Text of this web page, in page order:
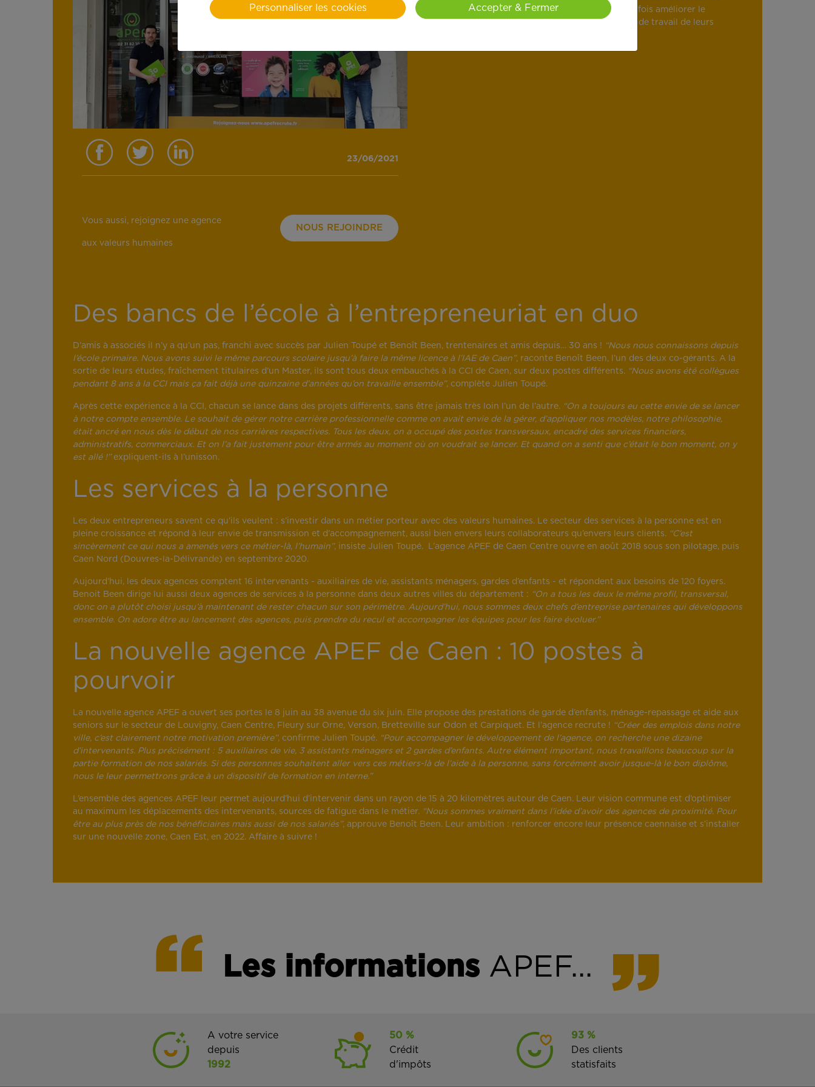
23/06/2021
Caen Ouest. Avec cette ouverture ils souhaitent à la fois améliorer le
quotidien des habitants du secteur et les conditions de travail de leurs
Vous aussi, rejoignez une agence
aux valeurs humaines
NOUS REJOINDRE
Des bancs de l’école à l’entrepreneuriat en duo
D’amis à associés il n’y a qu’un pas, franchi avec succès par Julien Toupé et Benoît Been, trentenaires et amis depuis… 30 ans ! “Nous nous connaissons depuis
l’école primaire. Nous avons suivi le même parcours scolaire jusqu’à faire la même licence à l’IAE de Caen”, raconte Benoît Been, l’un des deux co-gérants. A la
sortie de leurs études, fraîchement titulaires d’un Master, ils sont tous deux embauchés à la CCI de Caen, sur deux postes différents. “Nous avons été collègues
pendant 8 ans à la CCI mais ça fait déjà une quinzaine d’années qu’on travaille ensemble”, complète Julien Toupé.
Après cette expérience à la CCI, chacun se lance dans des projets différents, sans être jamais très loin l’un de l’autre. “On a toujours eu cette envie de se lancer
à notre compte ensemble. Le souhait de gérer notre carrière professionnelle comme on avait envie de la gérer, d’appliquer nos modèles, notre philosophie,
était ancré en nous dès le début de nos carrières respectives. Tous les deux, on a occupé des postes transversaux, encadré des services financiers,
administratifs, commerciaux. Et on l’a fait justement pour être armés au moment où on voudrait se lancer. Et quand on a senti que c’était le bon moment, on y
est allé !”expliquent-ils à l’unisson.
Les services à la personne
Les deux entrepreneurs savent ce qu’ils veulent : s’investir dans un métier porteur avec des valeurs humaines. Le secteur des services à la personne est en
pleine croissance et répond à leur envie de transmission et d’accompagnement, aussi bien envers leurs collaborateurs qu’envers leurs clients. “C’est
sincèrement ce qui nous a amenés vers ce métier-là, l’humain”, insiste Julien Toupé. L’agence APEF de Caen Centre ouvre en août 2018 sous son pilotage, puis
Caen Nord (Douvres-la-Délivrande) en septembre 2020.
Aujourd’hui, les deux agences comptent 16 intervenants - auxiliaires de vie, assistants ménagers, gardes d’enfants - et répondent aux besoins de 120 foyers.
Benoit Been dirige lui aussi deux agences de services à la personne dans deux autres villes du département : “On a tous les deux le même profil, transversal,
donc on a plutôt choisi jusqu’à maintenant de rester chacun sur son périmètre. Aujourd’hui, nous sommes deux chefs d’entreprise partenaires qui développons
ensemble. On adore être au lancement des agences, puis prendre du recul et accompagner les équipes pour les faire évoluer.”
La nouvelle agence APEF de Caen : 10 postes à
pourvoir
La nouvelle agence APEF a ouvert ses portes le 8 juin au 38 avenue du six juin. Elle propose des prestations de garde d’enfants, ménage-repassage et aide aux
seniors sur le secteur de Louvigny, Caen Centre, Fleury sur Orne, Verson, Bretteville sur Odon et Carpiquet. Et l’agence recrute ! “Créer des emplois dans notre
ville, c’est clairement notre motivation première”, confirme Julien Toupé. “Pour accompagner le développement de l’agence, on recherche une dizaine
d’intervenants. Plus précisément : 5 auxiliaires de vie, 3 assistants ménagers et 2 gardes d’enfants. Autre élément important, nous travaillons beaucoup sur la
partie formation de nos salariés. Si des personnes souhaitent aller vers ces métiers-là de l’aide à la personne, sans forcément avoir jusque-là le bon diplôme,
nous le leur permettrons grâce à un dispositif de formation en interne.”
L’ensemble des agences APEF leur permet aujourd’hui d’intervenir dans un rayon de 15 à 20 kilomètres autour de Caen. Leur vision commune est d’optimiser
au maximum les déplacements des intervenants, sources de fatigue dans le métier. “Nous sommes vraiment dans l’idée d’avoir des agences de proximité. Pour
être au plus près de nos bénéficiaires mais aussi de nos salariés”, approuve Benoît Been. Leur ambition : renforcer encore leur présence caennaise et s’installer
sur une nouvelle zone, Caen Est, en 2022. Affaire à suivre !
Les informations APEF...
A votre service
depuis
1992
50 %
Crédit
d'impôts
93 %
Des clients
statisfaits
Personnaliser les cookies Accepter & Fermer